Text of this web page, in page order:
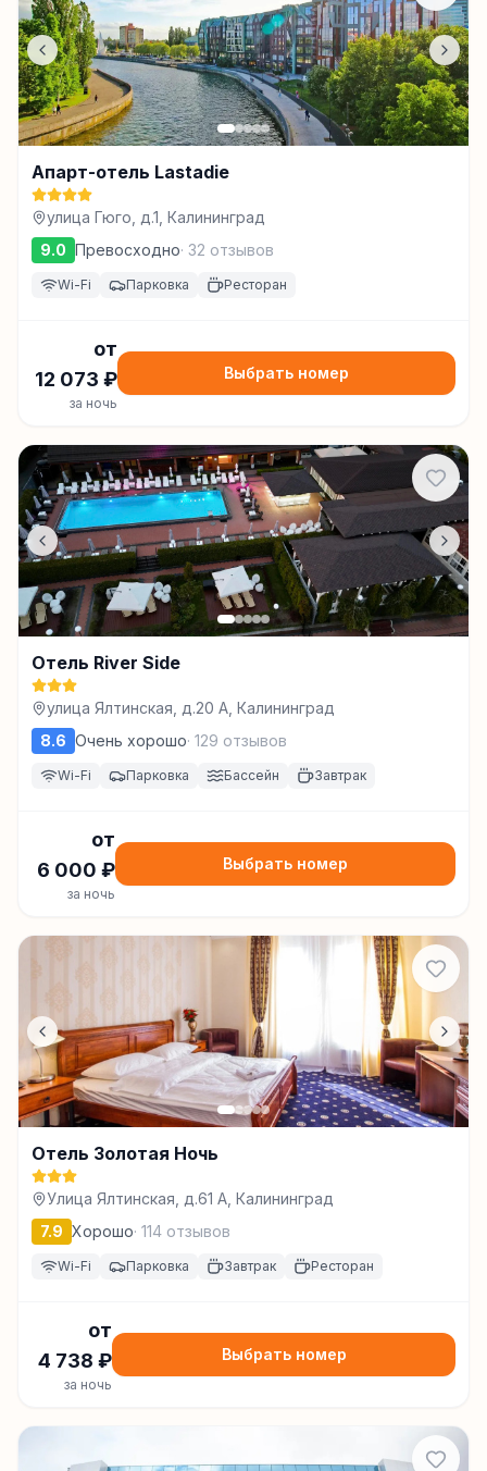
Апарт-отель Lastadie
улица Гюго, д.1, Калининград
9.0 Превосходно· 32 отзывов
Wi-Fi Парковка Ресторан
от
12 073 ₽
за ночь
Выбрать номер
Отель River Side
улица Ялтинская, д.20 А, Калининград
8.6 Очень хорошо· 129 отзывов
Wi-Fi Парковка Бассейн Завтрак
от
6 000 ₽
за ночь
Выбрать номер
Отель Золотая Ночь
Улица Ялтинская, д.61 А, Калининград
7.9 Хорошо· 114 отзывов
Wi-Fi Парковка Завтрак Ресторан
от
4 738 ₽
за ночь
Выбрать номер